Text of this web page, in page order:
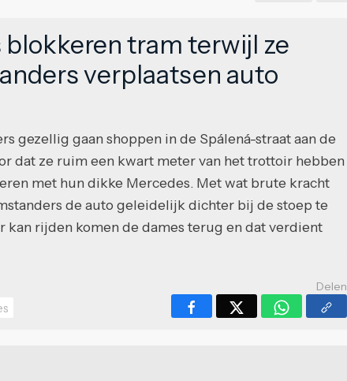
tram terwijl ze
verplaatsen auto
gezellig gaan shoppen in de Spálená-straat aan de
dat ze ruim een kwart meter van het trottoir hebben
met hun dikke Mercedes. Met wat brute kracht
de auto geleidelijk dichter bij de stoep te
kan rijden komen de dames terug en dat verdient
Delen